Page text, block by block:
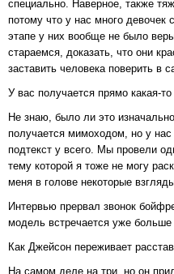
специально. Наверное, также
потому что у нас много девочек
этапе у них вообще не было
стараемся, доказать, что они
заставить человека поверить в
У вас получается прямо какая-
Не знаю, было ли это
получается мимоходом, но у
подтекст у всего. Мы провели
тему которой я тоже не могу
меня в голове некоторые
Интервью прервал звонок
модель встречается уже больше
Как Джейсон переживает
На самом деле на три, но он